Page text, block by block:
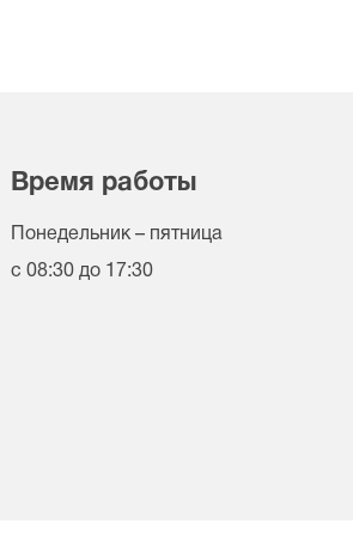
Время работы
Понедельник – пятница
с 08:30 до 17:30